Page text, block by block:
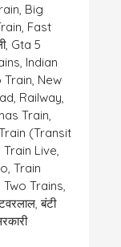
Big
Fast
, Gta 5
Indian
Train New
Railway
Train
(transit
Train Live
Train
Two Trains
,बंटी